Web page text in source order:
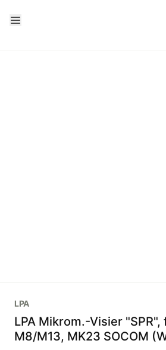
LPA
LPA Mikrom.-Visier "SPR",
M8/M13, MK23 SOCOM